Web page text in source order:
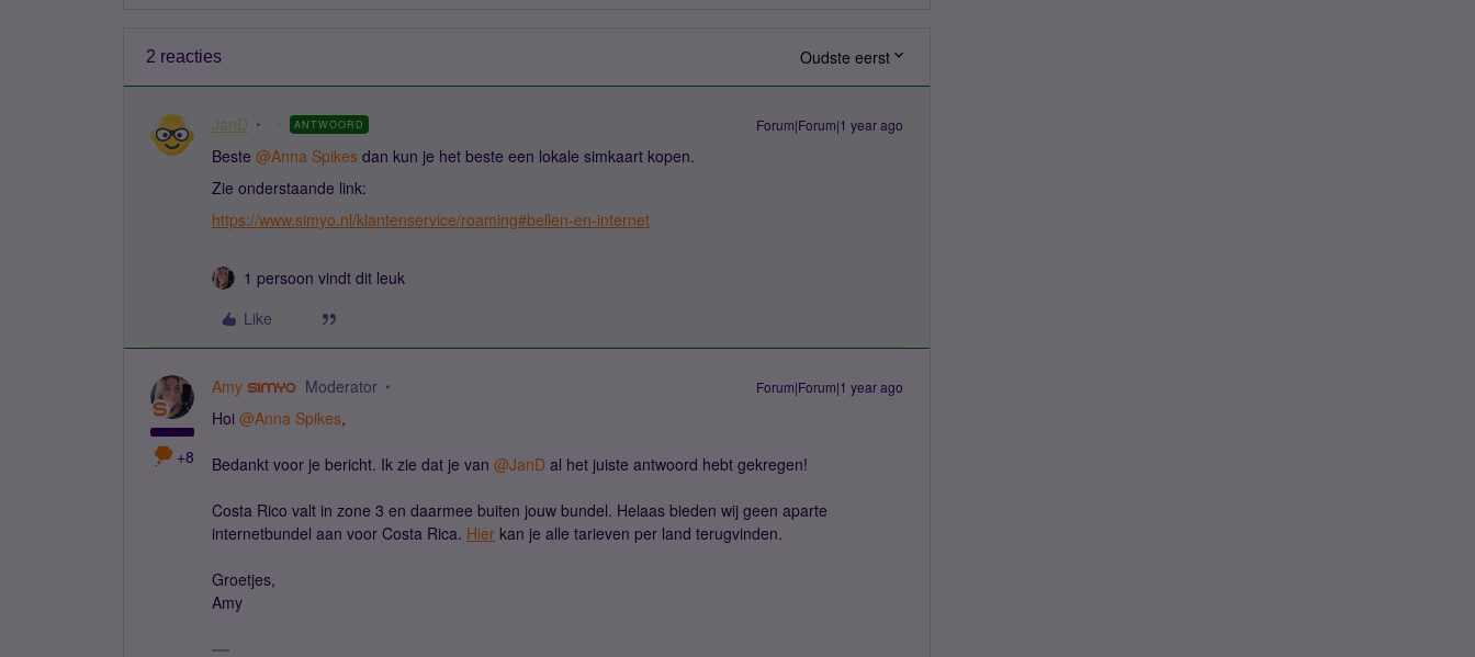
2 reacties Oudste eerst
JanD ANTWOORD Forum|Forum|1 year ago
Beste ​ @Anna Spikes dan kun je het beste een lokale simkaart kopen.
Zie onderstaande link:
https://www.simyo.nl/klantenservice/roaming#bellen-en-internet
1 persoon vindt dit leuk
Like
+8
Amy Moderator Forum|Forum|1 year ago
Hoi ​ @Anna Spikes,
Bedankt voor je bericht. Ik zie dat je van ​ @JanD al het juiste antwoord hebt gekregen!
Costa Rico valt in zone 3 en daarmee buiten jouw bundel. Helaas bieden wij geen aparte
internetbundel aan voor Costa Rica. Hier kan je alle tarieven per land terugvinden.
Groetjes,
Amy